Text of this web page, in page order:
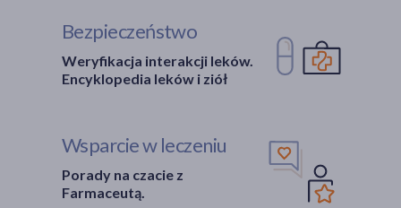
Bezpieczeństwo
Weryfikacja interakcji leków.
Encyklopedia leków i ziół
Wsparcie w leczeniu
Porady na czacie z
Farmaceutą.